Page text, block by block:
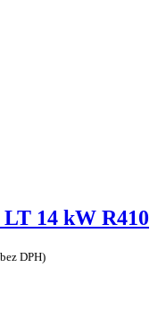
14 kW R410
bez DPH)